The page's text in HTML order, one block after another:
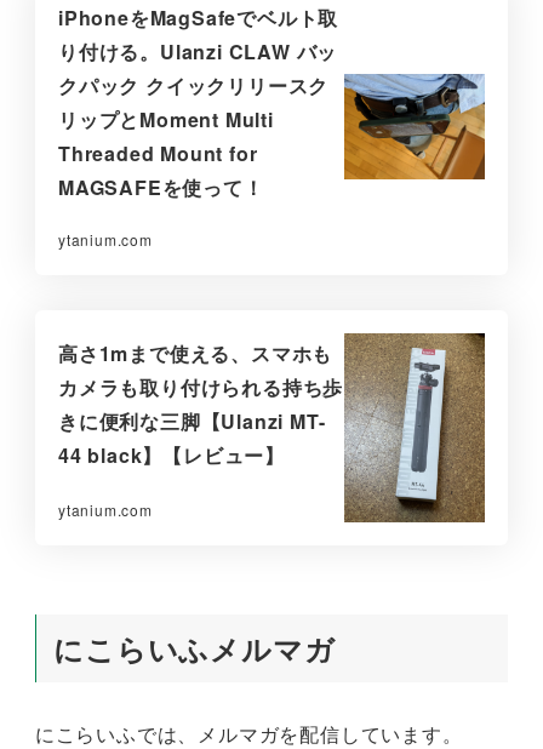
iPhoneをMagSafeでベルト取
り付ける。Ulanzi CLAW バッ
クパック クイックリリースク
リップとMoment Multi
Threaded Mount for
MAGSAFEを使って！
ytanium.com
高さ1mまで使える、スマホも
カメラも取り付けられる持ち歩
きに便利な三脚【Ulanzi MT-
44 black】【レビュー】
ytanium.com
にこらいふメルマガ
にこらいふでは、メルマガを配信しています。